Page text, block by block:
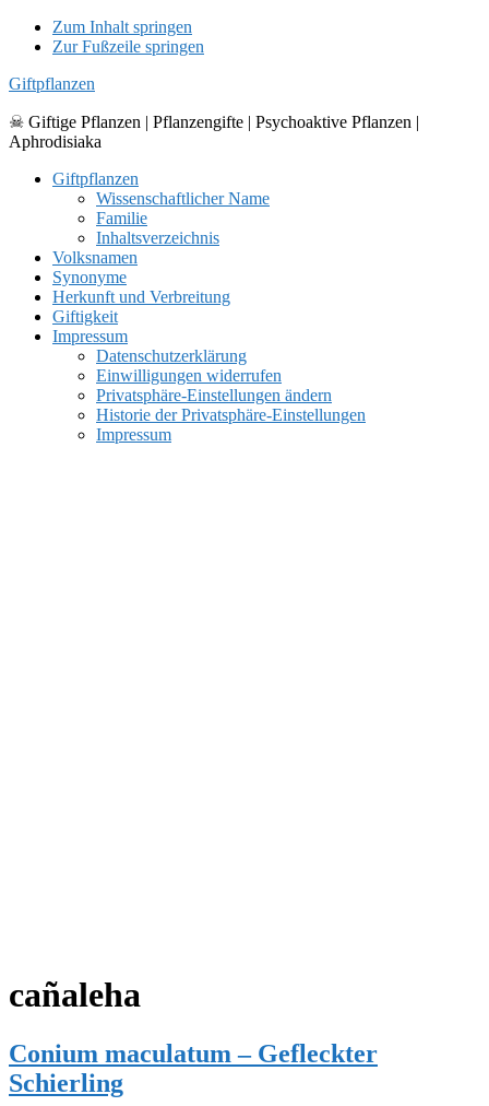
Zum Inhalt springen
Zur Fußzeile springen
Giftpflanzen
☠ Giftige Pflanzen | Pflanzengifte | Psychoaktive Pflanzen |
Aphrodisiaka
Giftpflanzen
Wissenschaftlicher Name
Familie
Inhaltsverzeichnis
Volksnamen
Synonyme
Herkunft und Verbreitung
Giftigkeit
Impressum
Datenschutzerklärung
Einwilligungen widerrufen
Privatsphäre-Einstellungen ändern
Historie der Privatsphäre-Einstellungen
Impressum
cañaleha
Conium maculatum – Gefleckter
Schierling